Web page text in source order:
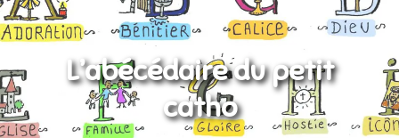
L’abécédaire du petit
catho